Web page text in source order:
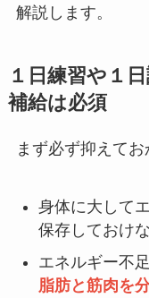
解説します。
１日練習や１
補給は必須
まず必ず抑えて
身体に大して
保存しておけ
エネルギー不
脂肪と筋肉を